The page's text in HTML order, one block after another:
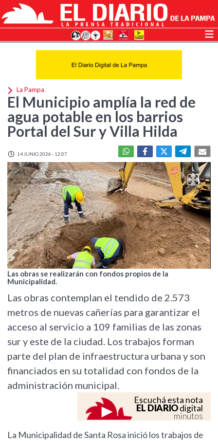
La Pampa
El Municipio amplía la red de
agua potable en los barrios
Portal del Sur y Villa Hilda
14 JUNIO 2026 - 12:07
Las obras se realizarán con fondos propios de la
Municipalidad.
Las obras contemplan el tendido de 2.573
metros de nuevas cañerías para garantizar el
acceso al servicio a 109 familias de las zonas
sur y este de la ciudad. Los trabajos forman
parte del plan de infraestructura urbana y son
financiados en su totalidad con fondos de la
administración municipal.
Escuchá esta nota
EL DIARIOdigital
minutos
La Municipalidad de Santa Rosa inició los trabajos de